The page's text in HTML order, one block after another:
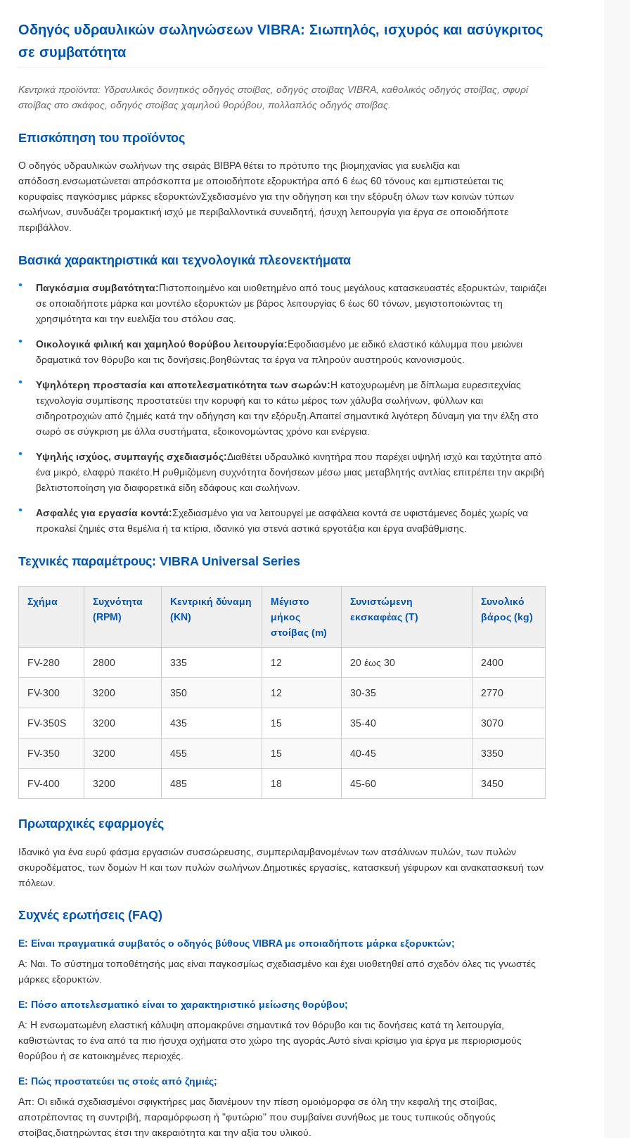
Οδηγός υδραυλικών σωληνώσεων VIBRA: Σιωπηλός, ισχυρός και ασύγκριτος
σε συμβατότητα
Κεντρικά προϊόντα: Υδραυλικός δονητικός οδηγός στοίβας, οδηγός στοίβας VIBRA, καθολικός οδηγός στοίβας, σφυρί
στοίβας στο σκάφος, οδηγός στοίβας χαμηλού θορύβου, πολλαπλός οδηγός στοίβας.
Επισκόπηση του προϊόντος
Ο οδηγός υδραυλικών σωλήνων της σειράς ΒΙΒΡΑ θέτει το πρότυπο της βιομηχανίας για ευελιξία και
απόδοση.ενσωματώνεται απρόσκοπτα με οποιοδήποτε εξορυκτήρα από 6 έως 60 τόνους και εμπιστεύεται τις
κορυφαίες παγκόσμιες μάρκες εξορυκτώνΣχεδιασμένο για την οδήγηση και την εξόρυξη όλων των κοινών τύπων
σωλήνων, συνδυάζει τρομακτική ισχύ με περιβαλλοντικά συνειδητή, ήσυχη λειτουργία για έργα σε οποιοδήποτε
περιβάλλον.
Βασικά χαρακτηριστικά και τεχνολογικά πλεονεκτήματα
Παγκόσμια συμβατότητα:Πιστοποιημένο και υιοθετημένο από τους μεγάλους κατασκευαστές εξορυκτών, ταιριάζει
σε οποιαδήποτε μάρκα και μοντέλο εξορυκτών με βάρος λειτουργίας 6 έως 60 τόνων, μεγιστοποιώντας τη
χρησιμότητα και την ευελιξία του στόλου σας.
Οικολογικά φιλική και χαμηλού θορύβου λειτουργία:Εφοδιασμένο με ειδικό ελαστικό κάλυμμα που μειώνει
δραματικά τον θόρυβο και τις δονήσεις.βοηθώντας τα έργα να πληρούν αυστηρούς κανονισμούς.
Υψηλότερη προστασία και αποτελεσματικότητα των σωρών:Η κατοχυρωμένη με δίπλωμα ευρεσιτεχνίας
τεχνολογία συμπίεσης προστατεύει την κορυφή και το κάτω μέρος των χάλυβα σωλήνων, φύλλων και
σιδηροτροχιών από ζημιές κατά την οδήγηση και την εξόρυξη.Απαιτεί σημαντικά λιγότερη δύναμη για την έλξη στο
σωρό σε σύγκριση με άλλα συστήματα, εξοικονομώντας χρόνο και ενέργεια.
Υψηλής ισχύος, συμπαγής σχεδιασμός:Διαθέτει υδραυλικό κινητήρα που παρέχει υψηλή ισχύ και ταχύτητα από
ένα μικρό, ελαφρύ πακέτο.Η ρυθμιζόμενη συχνότητα δονήσεων μέσω μιας μεταβλητής αντλίας επιτρέπει την ακριβή
βελτιστοποίηση για διαφορετικά είδη εδάφους και σωλήνων.
Ασφαλές για εργασία κοντά:Σχεδιασμένο για να λειτουργεί με ασφάλεια κοντά σε υφιστάμενες δομές χωρίς να
προκαλεί ζημιές στα θεμέλια ή τα κτίρια, ιδανικό για στενά αστικά εργοτάξια και έργα αναβάθμισης.
Τεχνικές παραμέτρους: VIBRA Universal Series
Σχήμα
Συχνότητα
(RPM)
Κεντρική δύναμη
(KN)
Μέγιστο
μήκος
στοίβας (m)
Συνιστώμενη
εκσκαφέας (T)
Συνολικό
βάρος (kg)
FV-280 2800 335 12 20 έως 30 2400
FV-300 3200 350 12 30-35 2770
FV-350S 3200 435 15 35-40 3070
FV-350 3200 455 15 40-45 3350
FV-400 3200 485 18 45-60 3450
Πρωταρχικές εφαρμογές
Ιδανικό για ένα ευρύ φάσμα εργασιών συσσώρευσης, συμπεριλαμβανομένων των ατσάλινων πυλών, των πυλών
σκυροδέματος, των δομών H και των πυλών σωλήνων.Δημοτικές εργασίες, κατασκευή γέφυρων και ανακατασκευή των
πόλεων.
Συχνές ερωτήσεις (FAQ)
Ε: Είναι πραγματικά συμβατός ο οδηγός βύθους VIBRA με οποιαδήποτε μάρκα εξορυκτών;
Α: Ναι. Το σύστημα τοποθέτησής μας είναι παγκοσμίως σχεδιασμένο και έχει υιοθετηθεί από σχεδόν όλες τις γνωστές
μάρκες εξορυκτών.
Ε: Πόσο αποτελεσματικό είναι το χαρακτηριστικό μείωσης θορύβου;
Α: Η ενσωματωμένη ελαστική κάλυψη απομακρύνει σημαντικά τον θόρυβο και τις δονήσεις κατά τη λειτουργία,
καθιστώντας το ένα από τα πιο ήσυχα οχήματα στο χώρο της αγοράς.Αυτό είναι κρίσιμο για έργα με περιορισμούς
θορύβου ή σε κατοικημένες περιοχές.
Ε: Πώς προστατεύει τις στοές από ζημιές;
Απ: Οι ειδικά σχεδιασμένοι σφιγκτήρες μας διανέμουν την πίεση ομοιόμορφα σε όλη την κεφαλή της στοίβας,
αποτρέποντας τη συντριβή, παραμόρφωση ή "φυτώριο" που συμβαίνει συνήθως με τους τυπικούς οδηγούς
στοίβας,διατηρώντας έτσι την ακεραιότητα και την αξία του υλικού.